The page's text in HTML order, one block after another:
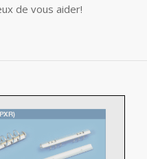
de vous aider!